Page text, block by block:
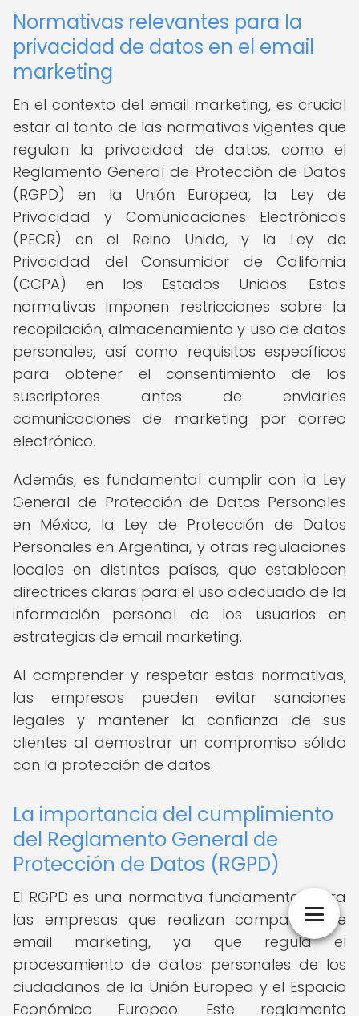
Normativas relevantes para la
privacidad de datos en el email
marketing
En el contexto del email marketing, es crucial
estar al tanto de las normativas vigentes que
regulan la privacidad de datos, como el
Reglamento General de Protección de Datos
(RGPD) en la Unión Europea, la Ley de
Privacidad y Comunicaciones Electrónicas
(PECR) en el Reino Unido, y la Ley de
Privacidad del Consumidor de California
(CCPA) en los Estados Unidos. Estas
normativas imponen restricciones sobre la
recopilación, almacenamiento y uso de datos
personales, así como requisitos específicos
para obtener el consentimiento de los
suscriptores antes de enviarles
comunicaciones de marketing por correo
electrónico.
Además, es fundamental cumplir con la Ley
General de Protección de Datos Personales
en México, la Ley de Protección de Datos
Personales en Argentina, y otras regulaciones
locales en distintos países, que establecen
directrices claras para el uso adecuado de la
información personal de los usuarios en
estrategias de email marketing.
Al comprender y respetar estas normativas,
las empresas pueden evitar sanciones
legales y mantener la confianza de sus
clientes al demostrar un compromiso sólido
con la protección de datos.
La importancia del cumplimiento
del Reglamento General de
Protección de Datos (RGPD)
El RGPD es una normativa fundamental para
las empresas que realizan campañas de
email marketing, ya que regula el
procesamiento de datos personales de los
ciudadanos de la Unión Europea y el Espacio
Económico Europeo. Este reglamento